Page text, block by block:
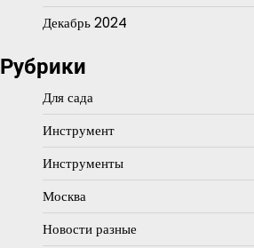
Декабрь 2024
Рубрики
Для сада
Инструмент
Инструменты
Москва
Новости разные